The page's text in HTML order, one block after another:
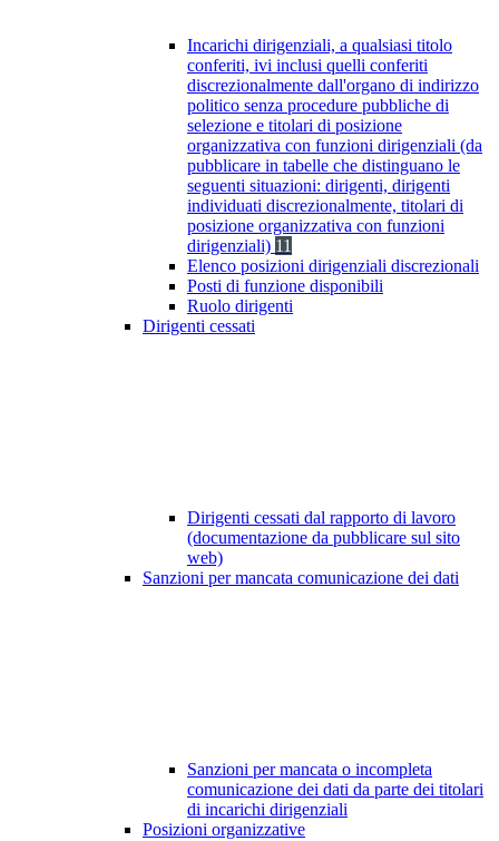
Incarichi dirigenziali, a qualsiasi titolo
conferiti, ivi inclusi quelli conferiti
discrezionalmente dall'organo di indirizzo
politico senza procedure pubbliche di
selezione e titolari di posizione
organizzativa con funzioni dirigenziali (da
pubblicare in tabelle che distinguano le
seguenti situazioni: dirigenti, dirigenti
individuati discrezionalmente, titolari di
posizione organizzativa con funzioni
dirigenziali) 11
Elenco posizioni dirigenziali discrezionali
Posti di funzione disponibili
Ruolo dirigenti
Dirigenti cessati
Dirigenti cessati dal rapporto di lavoro
(documentazione da pubblicare sul sito
web)
Sanzioni per mancata comunicazione dei dati
Sanzioni per mancata o incompleta
comunicazione dei dati da parte dei titolari
di incarichi dirigenziali
Posizioni organizzative